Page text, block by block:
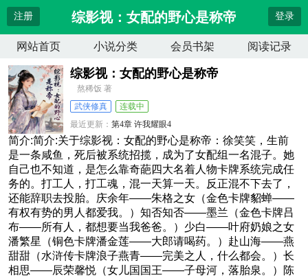
注册 综影视：女配的野心是称帝 登录
网站首页 小说分类 会员书架 阅读记录
综影视：女配的野心是称帝
熬稀饭 著
武侠修真
连载中
最近更新：第4章 许我耀眼4
更新时间： 2026-08-09 17:58:52
简介:简介:关于综影视：女配的野心是称帝：徐笑笑，生前
是一条咸鱼，死后被系统招揽，成为了女配组一名混子。她
自己也不知道，是怎么靠奇葩四大名着人物卡牌系统完成任
务的。打工人，打工魂，混一天算一天。反正混不下去了，
还能辞职去投胎。庆余年——朱格之女（金色卡牌貂蝉——
有权有势的男人都爱我。）知否知否——墨兰（金色卡牌吕
布——所有人，都想要当我爸爸。）少白——叶府奶娘之女
潘繁星（铜色卡牌潘金莲——大郎请喝药。）赴山海——燕
甜甜（水浒传卡牌浪子燕青——完美之人，什么都会。）长
相思——辰荣馨悦（女儿国国王——子母河，落胎泉。）陈